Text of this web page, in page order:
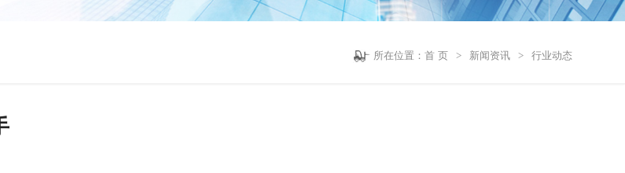
所在位置： 首 页 > 新闻资讯 > 行业动态